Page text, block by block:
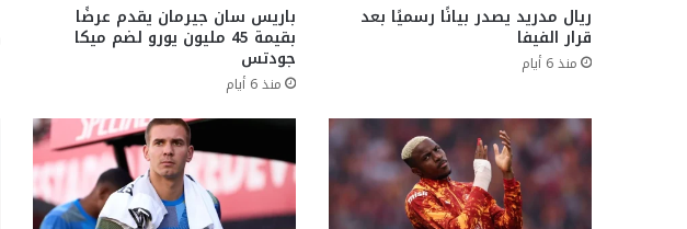
ريال مدريد يصدر بيانًا رسميًا بعد
قرار الفيفا
منذ 6 أيام
باريس سان جيرمان يقدم عرضًا
بقيمة 45 مليون يورو لضم ميكا
جودتس
منذ 6 أيام